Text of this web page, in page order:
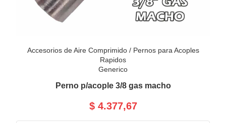
Accesorios de Aire Comprimido/ Pernos para Acoples
Rapidos
Generico
Perno p/acople 3/8 gas macho
$ 4.377,67